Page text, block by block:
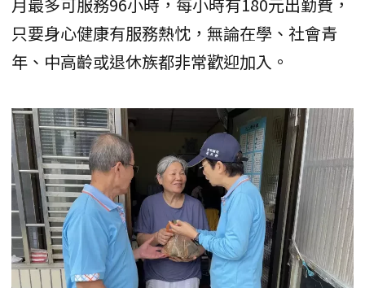
只要身心健康有服務熱忱，無論在學、社會青
年、中高齡或退休族都非常歡迎加入。